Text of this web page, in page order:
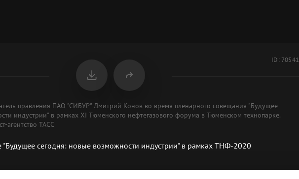
ID: 70541
правления ПАО "СИБУР" Дмитрий Конов во время пленарного совещания "Будущее
индустрии" в рамках XI Тюменского нефтегазового форума в Тюменском технопарке.
агентство ТАСС
сегодня: новые возможности индустрии" в рамках ТНФ-2020